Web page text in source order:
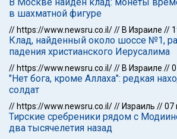
в шахматной фигуре
// https://www.newsru.co.il/// В Израиле //
Клад, найденный около шоссе №1,
падения христианского Иерусалима
// https://www.newsru.co.il/// В Израиле //
"Нет бога, кроме Аллаха": редкая
солдат
// https://www.newsru.co.il/// Израиль //07
Тирские сребреники рядом с
два тысячелетия назад